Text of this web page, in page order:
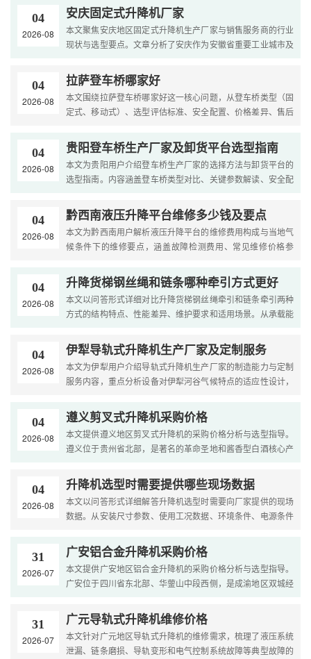
涵....
04
2026-08
安庆固定式升降机厂家
本文聚焦安庆地区固定式升降机生产厂家与销售服务商的行业
现状与选型要点。文章分析了安庆作为安徽省重要工业城市及
产....
04
2026-08
拉萨登车桥哪家好
本文围绕拉萨登车桥哪家好这一核心问题，从登车桥类型（固
定式、移动式）、选型评估标准、安全配置、价格差异、售后
夜....
04
2026-08
贵阳登车桥生产厂家及卸货平台选型指南
本文为贵阳用户介绍登车桥生产厂家的选择方法与卸货平台的
选型指南。内容涵盖登车桥类型对比、关键参数解读、安全配
业....
04
2026-08
黔西南液压升降平台维修多少钱及要点
本文为黔西南用户解析液压升降平台的维修费用构成与当地气
候条件下的维修要点，涵盖故障检测费用、常见维修价格参
立....
04
2026-08
升降货梯钢丝绳和链条哪种牵引方式更好
本文以问答形式详细对比升降货梯钢丝绳牵引和链条牵引两种
方式的结构特点、性能差异、维护要求和适用场景。从承载能
分....
04
2026-08
伊犁导轨式升降机生产厂家及定制服务
本文为伊犁用户介绍导轨式升降机生产厂家的制造能力与定制
服务内容，重点分析设备对伊犁河谷气候特点的适应性设计，
区....
04
2026-08
遵义剪叉式升降机采购价格
本文提供遵义地区剪叉式升降机的采购价格分析与选型指导。
遵义位于贵州省北部，是著名的革命圣地和酱香型白酒核心产
降....
04
2026-08
升降机选型时需要提供哪些现场数据
本文以问答形式详细解答升降机选型时需要向厂家提供的现场
数据。从安装尺寸参数、使用工况数据、环境条件、电源条件
户....
31
2026-07
广安铝合金升降机采购价格
本文提供广安地区铝合金升降机的采购价格分析与选型指导。
广安位于四川省东北部、华蓥山中段西侧，是成渝地区双城经
装....
31
2026-07
广元导轨式升降机维修价格
本文针对广元地区导轨式升降机的维修需求，梳理了液压系统
泄漏、链条磨损、导轨变形和电气控制系统故障等典型故障的